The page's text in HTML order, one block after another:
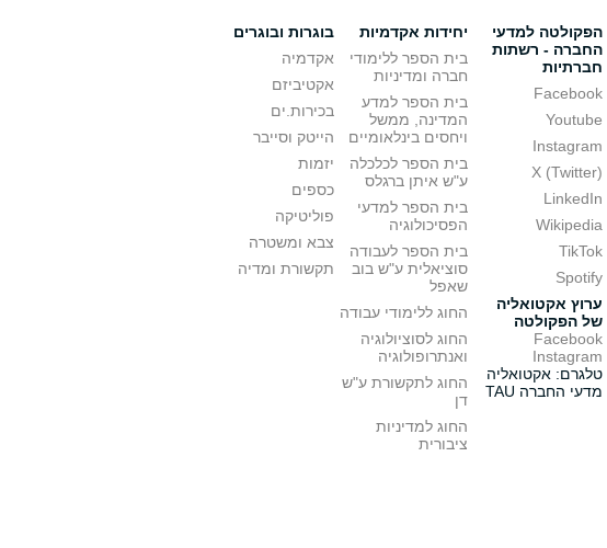
הפקולטה למדעי
החברה - רשתות
חברתיות
Facebook
Youtube
Instagram
X (Twitter)
LinkedIn
Wikipedia
TikTok
Spotify
ערוץ אקטואליה
של הפקולטה
Facebook
Instagram
טלגרם: אקטואליה
מדעי החברה TAU
יחידות אקדמיות
בית הספר ללימודי
חברה ומדיניות
בית הספר למדע
המדינה, ממשל
ויחסים בינלאומיים
בית הספר לכלכלה
ע"ש איתן ברגלס
בית הספר למדעי
הפסיכולוגיה
בית הספר לעבודה
סוציאלית ע"ש בוב
שאפל
החוג ללימודי עבודה
החוג לסוציולוגיה
ואנתרופולוגיה
החוג לתקשורת ע"ש
דן
החוג למדיניות
ציבורית
בוגרות ובוגרים
אקדמיה
אקטיביזם
בכירות.ים
הייטק וסייבר
יזמות
כספים
פוליטיקה
צבא ומשטרה
תקשורת ומדיה